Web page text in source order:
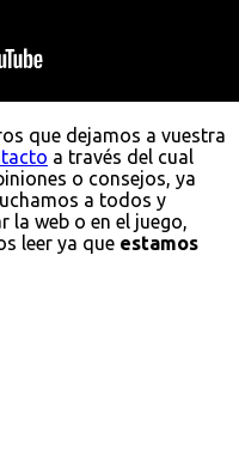
que dejamos a vuestra
a través del cual
o consejos, ya
a todos y
la web o en el juego,
leer ya que estamos